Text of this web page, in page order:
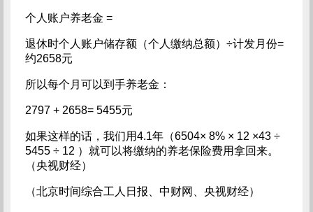
个人账户养老金 =
退休时个人账户储存额（个人缴纳总额）÷计发月份=
约2658元
所以每个月可以到手养老金：
2797 + 2658= 5455元
如果这样的话，我们用4.1年（6504× 8% × 12 ×43 ÷
5455 ÷ 12 ）就可以将缴纳的养老保险费用拿回来。
（央视财经）
（北京时间综合工人日报、中财网、央视财经）